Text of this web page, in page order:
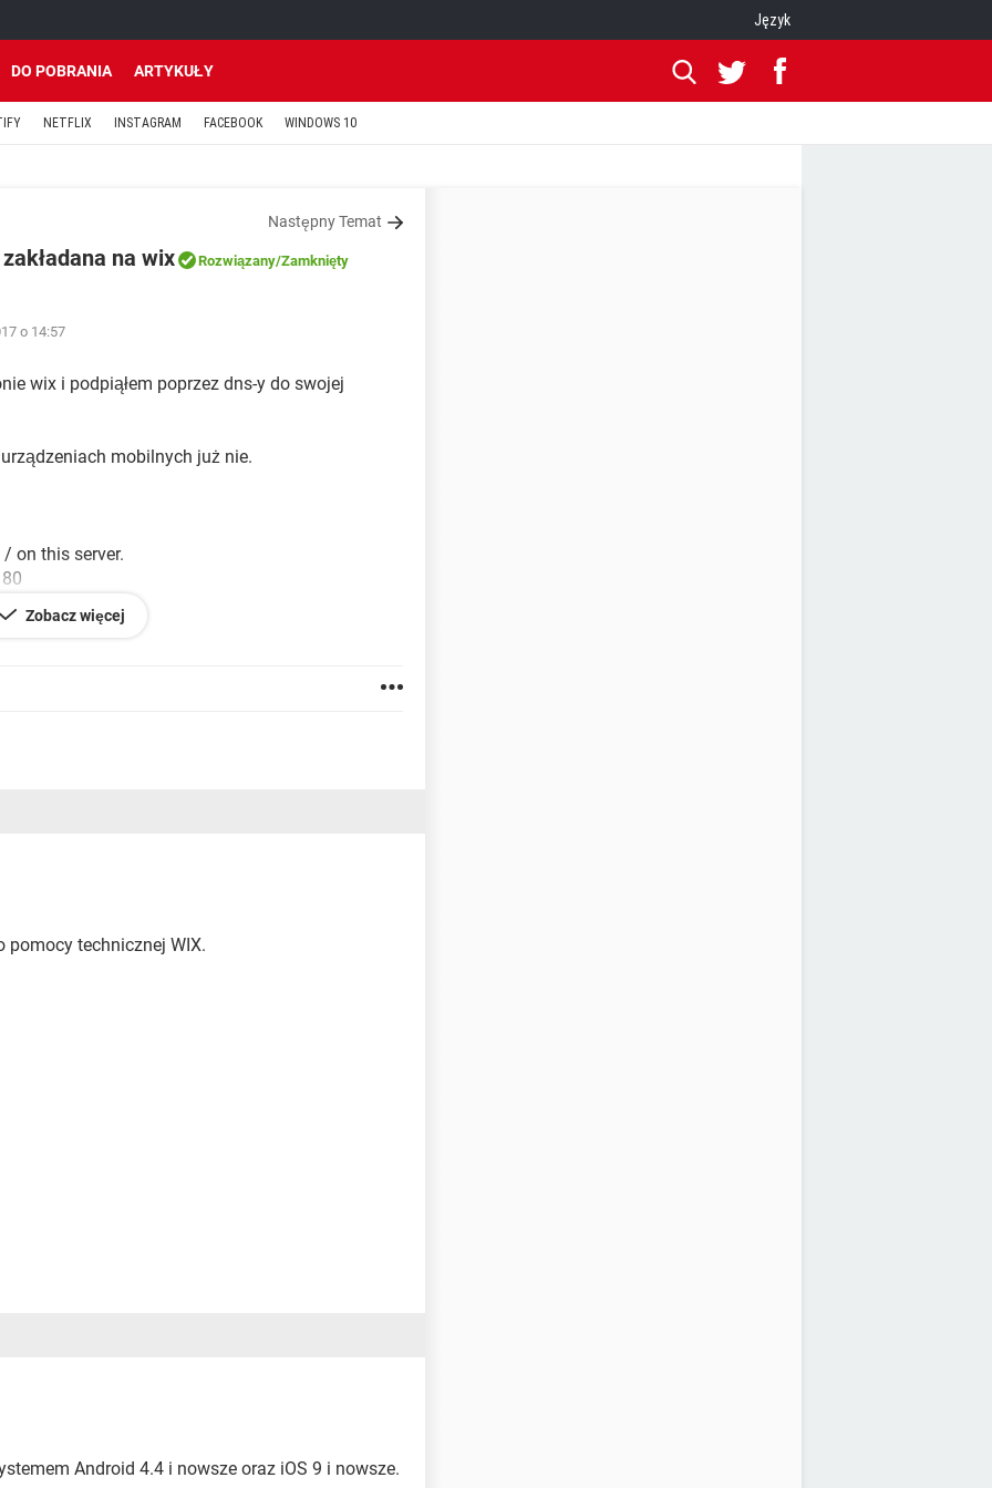
Język
DO POBRANIA ARTYKUŁY
NETFLIX INSTAGRAM FACEBOOK WINDOWS 10
Następny Temat
na wix Rozwiązany/Zamknięty
o 14:57
wix i podpiąłem poprzez dns-y do swojej
mobilnych już nie.
on this server.
jest poprawnie skonfigurowana.
Zobacz więcej
pomocy technicznej WIX.
Android 4.4 i nowsze oraz iOS 9 i nowsze.